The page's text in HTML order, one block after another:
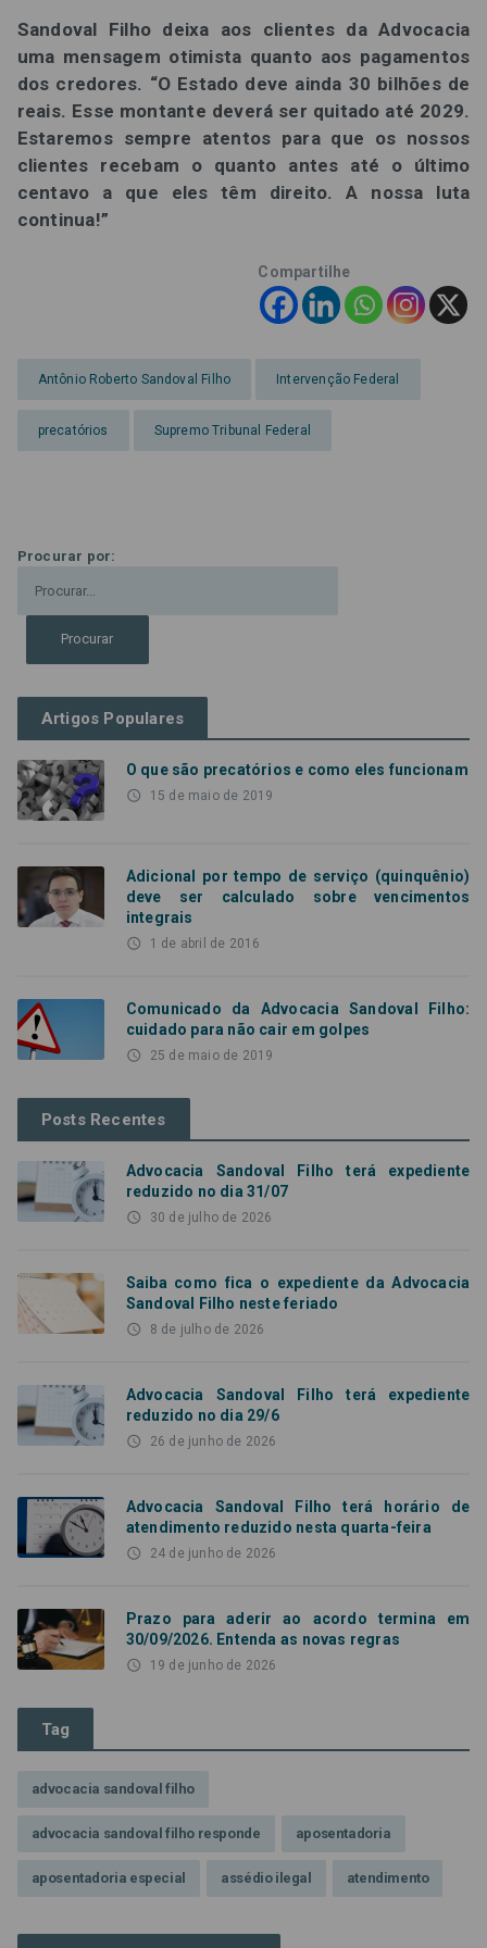
Sandoval Filho deixa aos clientes da Advocacia
uma mensagem otimista quanto aos pagamentos
dos credores. “O Estado deve ainda 30 bilhões de
reais. Esse montante deverá ser quitado até 2029.
Estaremos sempre atentos para que os nossos
clientes recebam o quanto antes até o último
centavo a que eles têm direito. A nossa luta
continua!”
Compartilhe
Antônio Roberto Sandoval Filho Intervenção Federal
precatórios Supremo Tribunal Federal
Procurar por:
Artigos Populares
O que são precatórios e como eles funcionam
access_time 15 de maio de 2019
Adicional por tempo de serviço (quinquênio)
deve ser calculado sobre vencimentos
integrais
access_time 1 de abril de 2016
Comunicado da Advocacia Sandoval Filho:
cuidado para não cair em golpes
access_time 25 de maio de 2019
Posts Recentes
Advocacia Sandoval Filho terá expediente
reduzido no dia 31/07
access_time 30 de julho de 2026
Saiba como fica o expediente da Advocacia
Sandoval Filho neste feriado
access_time 8 de julho de 2026
Advocacia Sandoval Filho terá expediente
reduzido no dia 29/6
access_time 26 de junho de 2026
Advocacia Sandoval Filho terá horário de
atendimento reduzido nesta quarta-feira
access_time 24 de junho de 2026
Prazo para aderir ao acordo termina em
30/09/2026. Entenda as novas regras
access_time 19 de junho de 2026
Tag
advocacia sandoval filho
advocacia sandoval filho responde aposentadoria
aposentadoria especial assédio ilegal atendimento